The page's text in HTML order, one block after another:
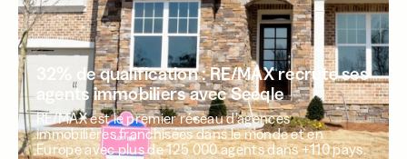
32% de qualification : RE/MAX recrute ses
agents immobiliers avec Seeqle
RE/MAX est le premier réseau d’agences
immobilières franchisées dans le monde et en
Europe avec plus de 125 000 agents dans +110 pays.